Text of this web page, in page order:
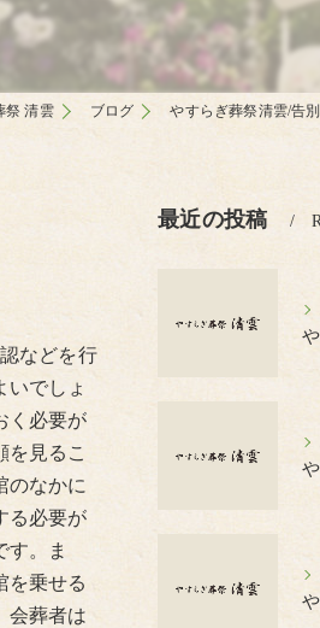
祭 清雲 ブログ やすらぎ葬祭清雲/告
などを行
でしょ
く必要が
見るこ
のなかに
る必要が
す。ま
を乗せる
会葬者は
最近の投稿